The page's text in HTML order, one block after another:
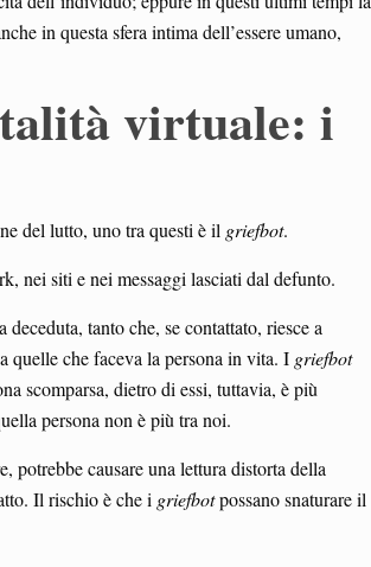
in questa sfera intima dell’essere umano,
virtuale: i
del lutto, uno tra questi è il griefbot.
nei siti e nei messaggi lasciati dal defunto.
tanto che, se contattato, riesce a
quelle che faceva la persona in vita. I griefbot
scomparsa, dietro di essi, tuttavia, è più
persona non è più tra noi.
potrebbe causare una lettura distorta della
Il rischio è che i griefbotpossano snaturare il